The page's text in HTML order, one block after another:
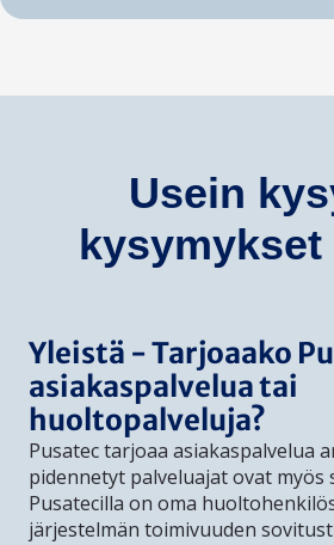
Usein
kysymykset
Yleistä - Tarjoaako
asiakaspalvelua tai
huoltopalveluja?
Pusatec tarjoaa asiakaspalvelua
pidennetyt palveluajat ovat myös
Pusatecilla on oma
järjestelmän toimivuuden